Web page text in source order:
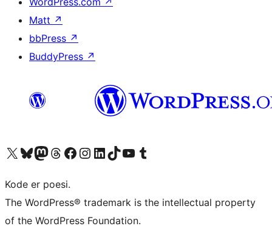
Matt ↗
bbPress ↗
BuddyPress ↗
Besøg vores X (tidligere Twitter) konto
Besøg vores Bluesky-konto
Besøg vores Mastodon konto
Besøg vores Threads-konto
Besøg vores Facebook sideBesøg vores Instagram konto
Besøg vores LinkedIn konto
Besøg vores TikTok-konto
Besøg vores YouTube-kanalBesøg vores Tumblr-konto
Kode er poesi.
The WordPress® trademark is the intellectual property
of the WordPress Foundation.